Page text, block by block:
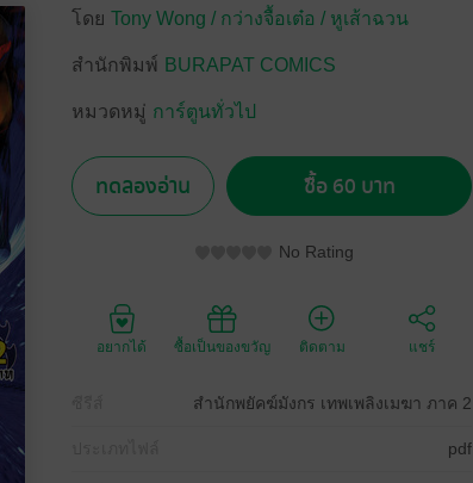
โดย Tony Wong / กว่างจื้อเต๋อ / หูเส้าฉวน
สำนักพิมพ์ BURAPAT COMICS
หมวดหมู่ การ์ตูนทั่วไป
ทดลองอ่าน ซื้อ 60 บาท
No Rating
อยากได้ ซื้อเป็นของขวัญ ติดตาม แชร์
สำนักพยัคฆ์มังกร เทพเพลิงเมฆา ภาค 2
pdf